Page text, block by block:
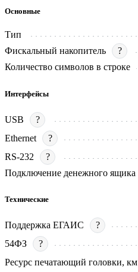
Основные
Тип
Фискальный накопитель
?
Количество символов в строке
Интерфейсы
USB
?
Ethernet
?
RS-232
?
Подключение денежного ящика
Технические
Поддержка ЕГАИС
?
54ФЗ
?
Ресурс печатающий головки, км